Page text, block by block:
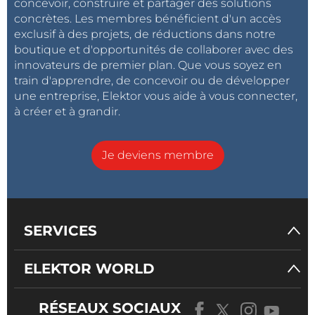
genre d’enquête sans base scientifique
soient très souvent sujette à de forte représentation
médiatique, et que l'on occulte les démarches
réellement indépendantes et scientifiques, qui
ont généralement des conclusions moins
catégoriques voire opposées...
Reçu de Lautent S. le 2 décembre 2011
un document interne confidentiel a une sous-
marque du fabricant d'antennes SIRIO lui est "tombé
dans les mains" si l'on peut dire.
moins de 10m d'une antenne CB en émission et pas
concevoir, construire et partager des solutions
concrètes. Les membres bénéficient d'un accès
exclusif à des projets, de réductions dans notre
boutique et d'opportunités de collaborer avec des
innovateurs de premier plan. Que vous soyez en
train d'apprendre, de concevoir ou de développer
une entreprise, Elektor vous aide à vous connecter,
à créer et à grandir.
Je deviens membre
SERVICES
ELEKTOR WORLD
RÉSEAUX SOCIAUX